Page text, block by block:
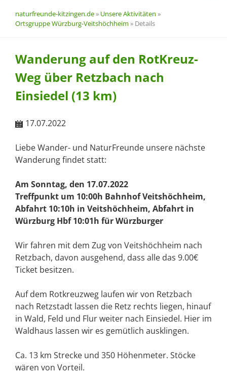
naturfreunde-kitzingen.de» Unsere Aktivitäten »
Ortsgruppe Würzburg-Veitshöchheim » Details
Wanderung auf den RotKreuz-
Weg über Retzbach nach
Einsiedel (13 km)
17.07.2022
Liebe Wander- und NaturFreunde unsere nächste
Wanderung findet statt:
Am Sonntag, den 17.07.2022
Treffpunkt um 10:00h Bahnhof Veitshöchheim,
Abfahrt 10:10h in Veitshöchheim, Abfahrt in
Würzburg Hbf 10:01h für Würzburger
Wir fahren mit dem Zug von Veitshöchheim nach
Retzbach, davon ausgehend, dass alle das 9.00€
Ticket besitzen.
Auf dem Rotkreuzweg laufen wir von Retzbach
nach Retzstadt lassen die Retz rechts liegen, hinauf
in Wald, Feld und Flur weiter nach Einsiedel. Hier im
Waldhaus lassen wir es gemütlich ausklingen.
Ca. 13 km Strecke und 350 Höhenmeter. Stöcke
wären von Vorteil.